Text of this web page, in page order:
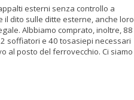
esterni senza controllo a
il dito sulle ditte esterne, anche loro
Albbiamo comprato, inoltre, 88
soffiatori e 40 tosasiepi necessari
al posto del ferrovecchio. Ci siamo